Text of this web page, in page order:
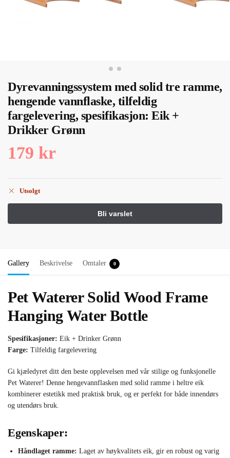
Dyrevanningssystem med solid tre ramme,
hengende vannflaske, tilfeldig
fargelevering, spesifikasjon: Eik +
Drikker Grønn
179 kr
Utsolgt
Gallery Beskrivelse Omtaler 0
Pet Waterer Solid Wood Frame
Hanging Water Bottle
Spesifikasjoner: Eik + Drinker Grønn
Farge: Tilfeldig fargelevering
Gi kjæledyret ditt den beste opplevelsen med vår stilige og funksjonelle
Pet Waterer! Denne hengevannflasken med solid ramme i heltre eik
kombinerer estetikk med praktisk bruk, og er perfekt for både innendørs
og utendørs bruk.
Egenskaper:
Håndlaget ramme: Laget av høykvalitets eik, gir en robust og varig